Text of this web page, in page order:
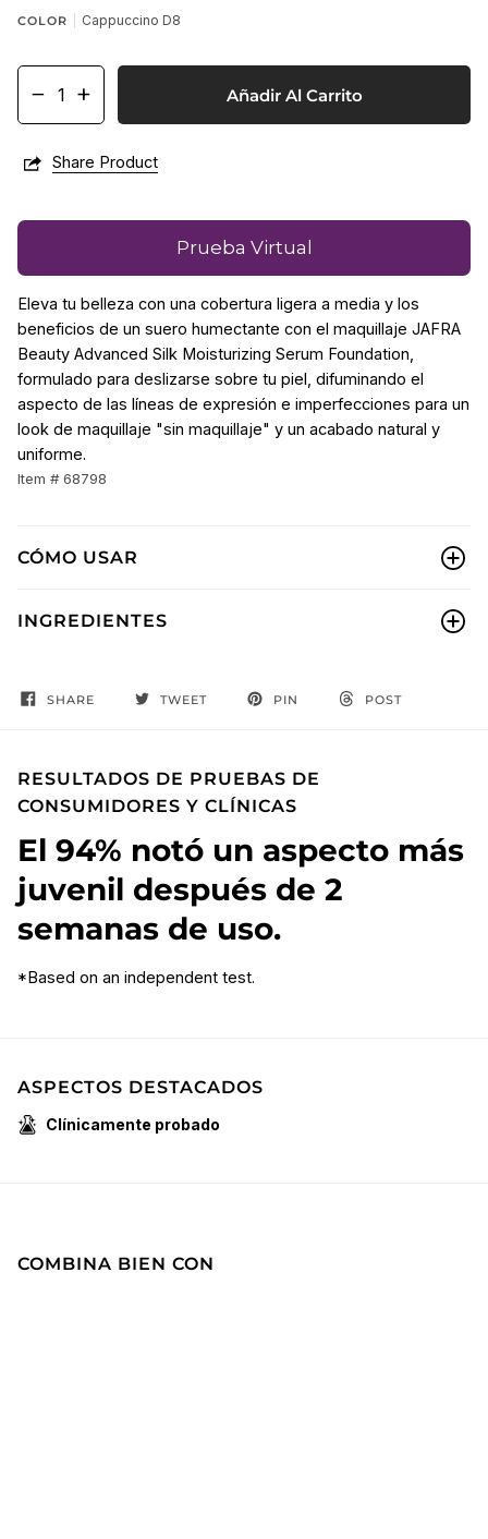
COLOR Cappuccino D8
− + Añadir Al Carrito
Share Product
Prueba Virtual
Eleva tu belleza con una cobertura ligera a media y los
beneficios de un suero humectante con el maquillaje JAFRA
Beauty Advanced Silk Moisturizing Serum Foundation,
formulado para deslizarse sobre tu piel, difuminando el
aspecto de las líneas de expresión e imperfecciones para un
look de maquillaje "sin maquillaje" y un acabado natural y
uniforme.
Item # 68798
CÓMO USAR
INGREDIENTES
SHARE TWEET PIN POST
RESULTADOS DE PRUEBAS DE
CONSUMIDORES Y CLÍNICAS
El 94% notó un aspecto más
juvenil después de 2
semanas de uso.
*Based on an independent test.
ASPECTOS DESTACADOS
Clínicamente probado
COMBINA BIEN CON